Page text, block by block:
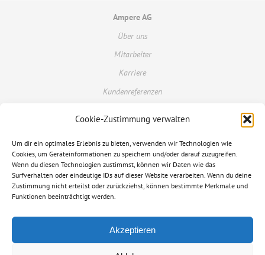
Cookie-Zustimmung verwalten
Um dir ein optimales Erlebnis zu bieten, verwenden wir Technologien wie
Cookies, um Geräteinformationen zu speichern und/oder darauf zuzugreifen.
Wenn du diesen Technologien zustimmst, können wir Daten wie das
Surfverhalten oder eindeutige IDs auf dieser Website verarbeiten. Wenn du deine
Zustimmung nicht erteilst oder zurückziehst, können bestimmte Merkmale und
Funktionen beeinträchtigt werden.
Akzeptieren
Ampere AG
Über uns
Mitarbeiter
Karriere
Kundenreferenzen
Kundenportal
Kontakt
Glossar
FAQ
Datenschutzerklärung
Informationspflichten
Impressum